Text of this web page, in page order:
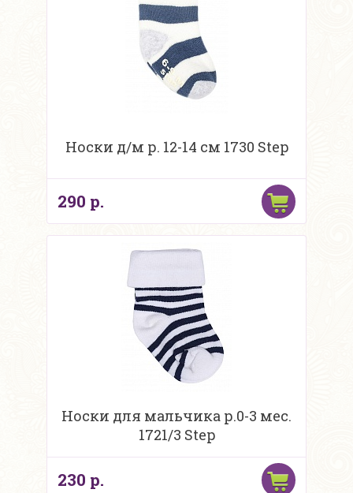
Носки д/м р. 12-14 см 1730 Step
290 р.
Носки для мальчика р.0-3 мес.
1721/3 Step
230 р.